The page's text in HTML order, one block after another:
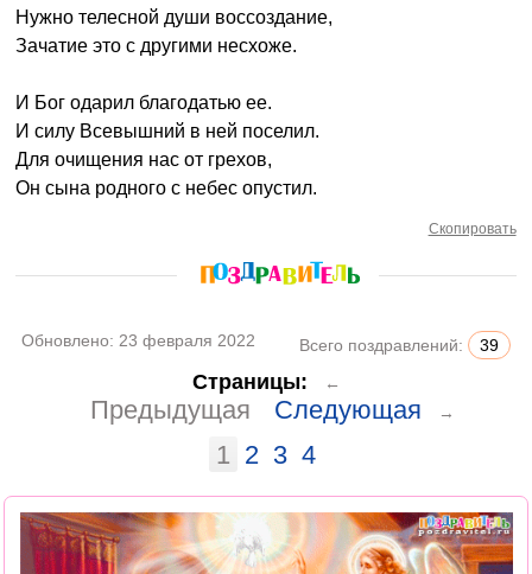
Нужно телесной души воссоздание,
Зачатие это с другими несхоже.
И Бог одарил благодатью ее.
И силу Всевышний в ней поселил.
Для очищения нас от грехов,
Он сына родного с небес опустил.
Скопировать
Обновлено: 23 февраля 2022 Всего поздравлений: 39
Страницы: ←
Предыдущая Следующая →
1 2 3 4